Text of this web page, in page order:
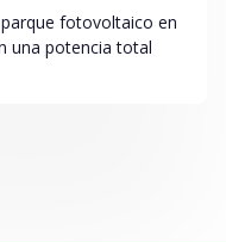
fotovoltaico en
una potencia total